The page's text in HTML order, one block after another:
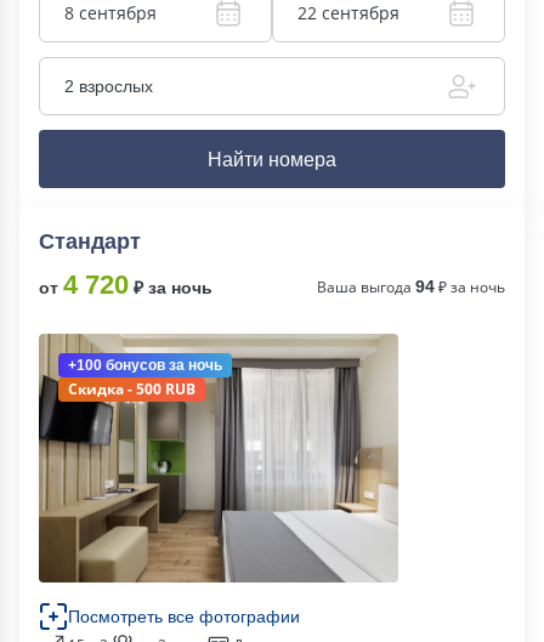
8 сентября 22 сентября
2 взрослых
Найти номера
Стандарт
от 4 720 ₽ за ночь Ваша выгода 94₽ за ночь
+100 бонусов за ночь
Скидка - 500 RUB
Посмотреть все фотографии